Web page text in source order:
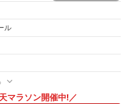
ル
マラソン開催中!／